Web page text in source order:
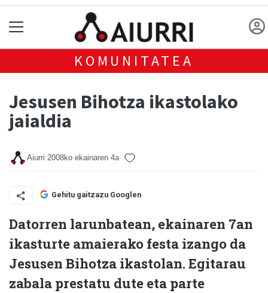
KOMUNITATEA
Jesusen Bihotza ikastolako
jaialdia
Aiurri 2008ko ekainaren 4a
Gehitu gaitzazu Googlen
Datorren larunbatean, ekainaren 7an
ikasturte amaierako festa izango da
Jesusen Bihotza ikastolan. Egitarau
zabala prestatu dute eta parte